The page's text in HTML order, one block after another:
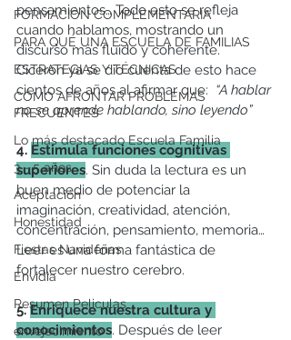
FORMACIÓN COMPLEMENTARIA
PARA QUÉ UNA ESCUELA DE FAMILIAS
ESTRATEGIAS Y TÉCNICAS
CÓMO AFRONTAR PROBLEMAS
FRECUENTES
Lo más destacado Escuela Familia
3 - 5 años
Aceptación
Honestidad
Fiestas Navideñas
Envidia
Resumen Peliculas
envejecimiento
pensamientos… Todo esto se refleja
cuando hablamos, mostrando un
discurso más fluido y coherente.
Cicerón ya se dio cuenta de esto hace
cientos de años al afirmar que: “A hablar
no se aprende hablando, sino leyendo”
4. Estimula funciones cognitivas
superiores. Sin duda la lectura es un
buen medio de potenciar la
imaginación, creatividad, atención,
concentración, pensamiento, memoria…
Leer es una forma fantástica de
fortalecer nuestro cerebro.
5. Enriquece nuestra cultura y
conocimientos. Después de leer